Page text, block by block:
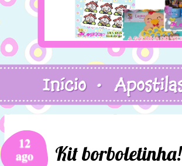
12
ago Kit borboletinha!